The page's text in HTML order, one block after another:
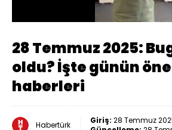
Aç
28 Temmuz 2025:
oldu? İşte günün
haberleri
Habertürk Giriş: 28 Temmuz